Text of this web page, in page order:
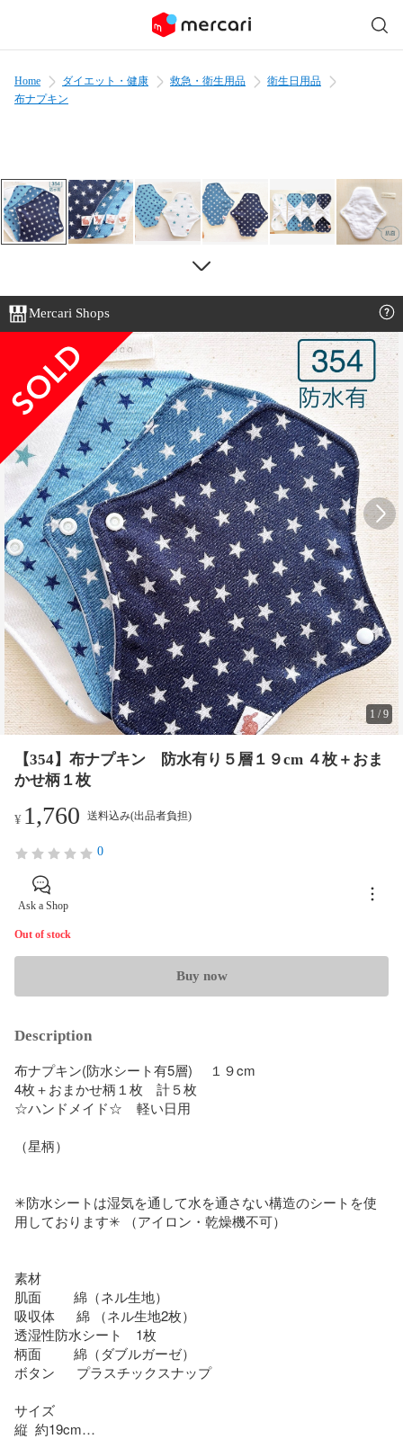
Home ダイエット・健康 救急・衛生用品
衛生日用品
布ナプキン
Mercari Shops
1 /9
【354】布ナプキン 防水有り５層１９cm ４枚＋おま
かせ柄１枚
¥ 1,760 送料込み(出品者負担)
0
Ask a Shop
Out of stock
Buy now
Description
布ナプキン(防水シート有5層) 　１９cm
4枚＋おまかせ柄１枚　計５枚
☆ハンドメイド☆    軽い日用
（星柄）
✳︎防水シートは湿気を通して水を通さない構造のシートを使
用しております✳︎ （アイロン・乾燥機不可）
素材
肌面         綿（ネル生地）
吸収体      綿 （ネル生地2枚）
透湿性防水シート　1枚
柄面         綿（ダブルガーゼ）
ボタン      プラスチックスナップ
サイズ
縦  約19cm